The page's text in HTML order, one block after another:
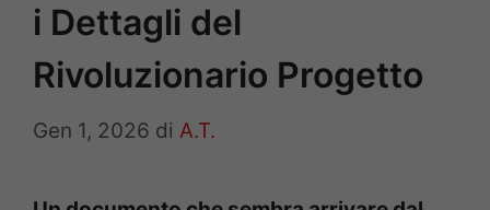
i Dettagli del
Rivoluzionario Progetto
Gen 1, 2026 di A.T.